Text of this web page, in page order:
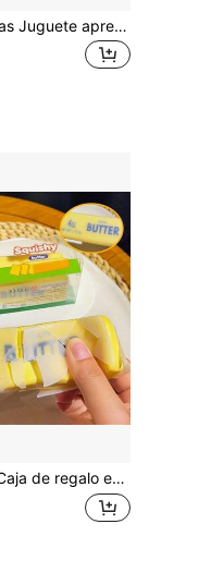
1 pieza/2 piezas Juguete apretable de tarta de crema de fresa y arándano, juguete antiestrés, regalo perfecto para vacaciones, cumpleaños, Navidad y fiestas
esponjosa y crujiente, textura crujiente súper relajante (estado de ánimo relajante, regalo de fiesta, decoración de escritorio estilo vintage, regalo de fiesta, regalo de atmósfera adecuado para fotografía)